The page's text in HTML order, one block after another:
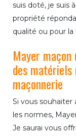
suis doté, je suis
propriété
qualité ou pour la
Mayer
des
maçonnerie
Si vous
les normes,
Je saurai vous